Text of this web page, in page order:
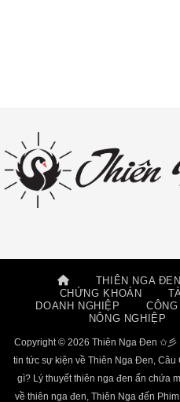
THIÊN NGA ĐEN
CHỨNG KHOÁN
DOANH NGHIỆP
NÔNG NGHIỆP
Copyright © 2026 Thiên Nga Đen ✩彡
tin tức sự kiện về Thiên Nga Đen,
gì? Lý thuyết thiên nga đen ẩn chứa
về thiên nga đen, Thiên Nga đến